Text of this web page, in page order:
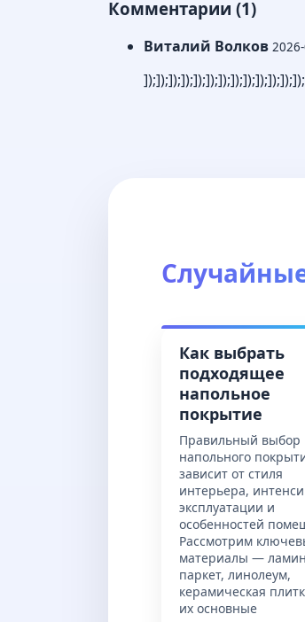
Комментарии (1)
Виталий Волков
Как выбрать
подходящее
напольное
покрытие
Правильный выбор
напольного
зависит от стиля
интерьера,
эксплуатации и
особенностей
Рассмотрим
материалы —
паркет, линолеум,
керамическая
их основные